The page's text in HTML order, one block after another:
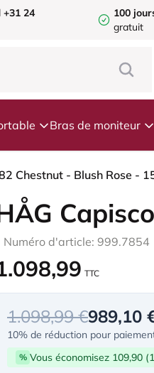
+31 24
100
gratuit
Bras de moniteur
Numéro d'article: 999.7854
TTC
1.098,99 €989,10
10% de réduction pour
% Vous économisez 109,90